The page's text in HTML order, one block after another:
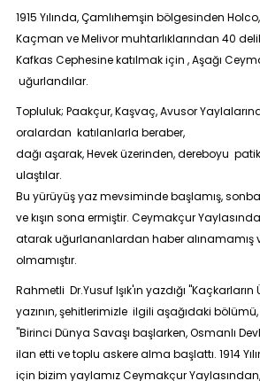
1915 Yılında, Çamlıhemşin bölgesinden
Kaçman ve Melivor muhtarlıklarından 40
Kafkas Cephesine katılmak için , Aşağı
uğurlandılar.
Topluluk; Paakçur, Kaşvaç, Avusor
oralardan katılanlarla beraber,
dağı aşarak, Hevek üzerinden, dereboyu
ulaştılar.
Bu yürüyüş yaz mevsiminde başlamış,
ve kışın sona ermiştir. Ceymakçur
atarak uğurlananlardan haber alınamamış
olmamıştır.
Rahmetli Dr.Yusuf Işık'ın yazdığı ''Kaçkarların
yazının, şehitlerimizle ilgili aşağıdaki
''Birinci Dünya Savaşı başlarken, Osmanlı
ilan etti ve toplu askere alma başlattı. 1914
için bizim yaylamız Ceymakçur